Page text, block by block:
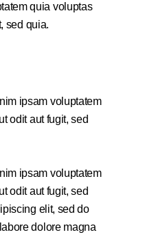
quia voluptas
sed quia.
ipsam voluptatem
odit aut fugit, sed
ipsam voluptatem
odit aut fugit, sed
elit, sed do
dolore magna